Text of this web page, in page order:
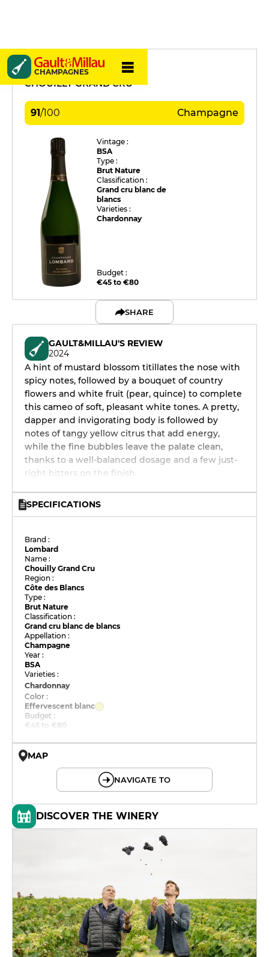
CHAMPAGNES
Lombard
CHOUILLY GRAND CRU
91/100 Champagne
Vintage :
BSA
Type :
Brut Nature
Classification :
Grand cru blanc de
blancs
Varieties :
Chardonnay
Budget :
€45 to €80
SHARE
GAULT&MILLAU'S REVIEW
2024
A hint of mustard blossom titillates the nose with
spicy notes, followed by a bouquet of country
flowers and white fruit (pear, quince) to complete
this cameo of soft, pleasant white tones. A pretty,
dapper and invigorating body is followed by
notes of tangy yellow citrus that add energy,
while the fine bubbles leave the palate clean,
thanks to a well-balanced dosage and a few just-
right bitters on the finish.
SPECIFICATIONS
Brand :
Lombard
Name :
Chouilly Grand Cru
Region :
Côte des Blancs
Type :
Brut Nature
Classification :
Grand cru blanc de blancs
Appellation :
Champagne
Year :
BSA
Varieties :
Chardonnay
Color :
Effervescent blanc
Budget :
€45 to €80
MAP
NAVIGATE TO
DISCOVER THE WINERY